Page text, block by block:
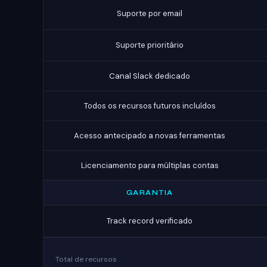
Suporte por email
Suporte prioritário
Canal Slack dedicado
Todos os recursos futuros incluídos
Acesso antecipado a novas ferramentas
Licenciamento para múltiplas contas
GARANTIA
Track record verificado
Total de recursos